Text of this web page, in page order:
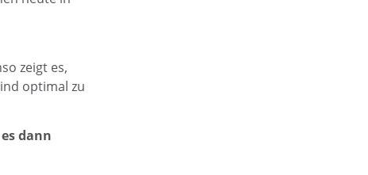
zeigt es,
optimal zu
dann